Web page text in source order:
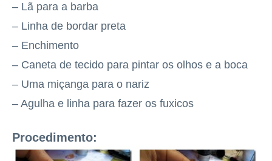
– Lã para a barba
– Linha de bordar preta
– Enchimento
– Caneta de tecido para pintar os olhos e a boca
– Uma miçanga para o nariz
– Agulha e linha para fazer os fuxicos
Procedimento: